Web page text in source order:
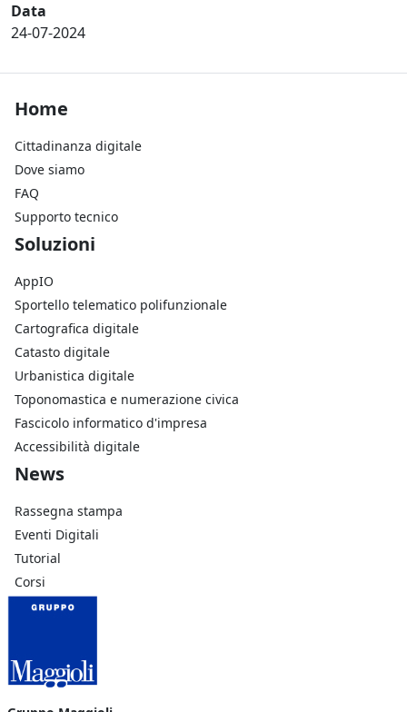
Data
24-07-2024
Footer Home
Home
Cittadinanza digitale
Dove siamo
FAQ
Supporto tecnico
Footer Soluzioni
Soluzioni
AppIO
Sportello telematico polifunzionale
Cartografica digitale
Catasto digitale
Urbanistica digitale
Toponomastica e numerazione civica
Fascicolo informatico d'impresa
Accessibilità digitale
Footer Azienda
News
Rassegna stampa
Eventi Digitali
Tutorial
Corsi